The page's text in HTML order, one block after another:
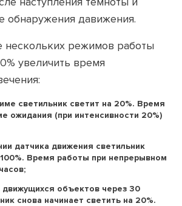
обнаружения давижения.
нескольких режимов работы
увеличить время
светильник светит на 20%. Время
ожидания (при интенсивности 20%)
датчика движения светильник
Время работы при непрерывном
движущихся объектов через 30
снова начинает светить на 20%.